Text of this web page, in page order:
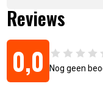
Reviews
0,0 Nog geen